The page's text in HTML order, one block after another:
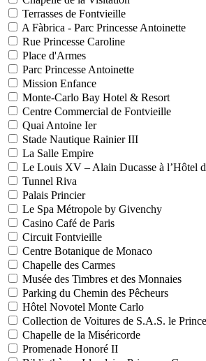
Terrasses de Fontvieille
A Fàbrica - Parc Princesse Antoinette
Rue Princesse Caroline
Place d'Armes
Parc Princesse Antoinette
Mission Enfance
Monte-Carlo Bay Hotel & Resort
Centre Commercial de Fontvieille
Quai Antoine Ier
Stade Nautique Rainier III
La Salle Empire
Le Louis XV – Alain Ducasse à l’Hôtel
Tunnel Riva
Palais Princier
Le Spa Métropole by Givenchy
Casino Café de Paris
Circuit Fontvieille
Centre Botanique de Monaco
Chapelle des Carmes
Musée des Timbres et des Monnaies
Parking du Chemin des Pêcheurs
Hôtel Novotel Monte Carlo
Collection de Voitures de S.A.S. le
Chapelle de la Miséricorde
Promenade Honoré II